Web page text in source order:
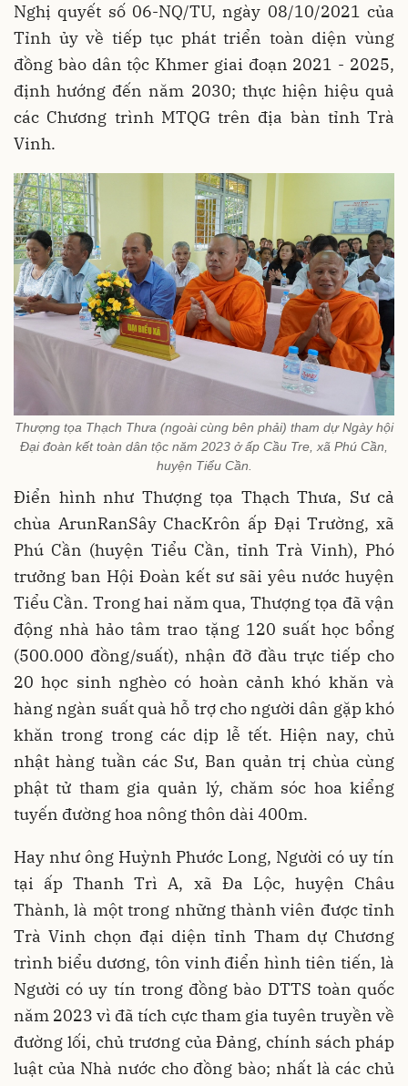
Nghị quyết số 06-NQ/TU, ngày 08/10/2021 của
Tỉnh ủy về tiếp tục phát triển toàn diện vùng
đồng bào dân tộc Khmer giai đoạn 2021 - 2025,
định hướng đến năm 2030; thực hiện hiệu quả
các Chương trình MTQG trên địa bàn tỉnh Trà
Vinh.
Thượng tọa Thạch Thưa (ngoài cùng bên phải) tham dự Ngày hội
Đại đoàn kết toàn dân tộc năm 2023 ở ấp Cầu Tre, xã Phú Cần,
huyện Tiểu Cần.
Điển hình như Thượng tọa Thạch Thưa, Sư cả
chùa ArunRanSây ChacKrôn ấp Đại Trường, xã
Phú Cần (huyện Tiểu Cần, tỉnh Trà Vinh), Phó
trưởng ban Hội Đoàn kết sư sãi yêu nước huyện
Tiểu Cần. Trong hai năm qua, Thượng tọa đã vận
động nhà hảo tâm trao tặng 120 suất học bổng
(500.000 đồng/suất), nhận đỡ đầu trực tiếp cho
20 học sinh nghèo có hoàn cảnh khó khăn và
hàng ngàn suất quà hỗ trợ cho người dân gặp khó
khăn trong trong các dịp lễ tết. Hiện nay, chủ
nhật hàng tuần các Sư, Ban quản trị chùa cùng
phật tử tham gia quản lý, chăm sóc hoa kiểng
tuyến đường hoa nông thôn dài 400m.
Hay như ông Huỳnh Phước Long, Người có uy tín
tại ấp Thanh Trì A, xã Đa Lộc, huyện Châu
Thành, là một trong những thành viên được tỉnh
Trà Vinh chọn đại diện tỉnh Tham dự Chương
trình biểu dương, tôn vinh điển hình tiên tiến, là
Người có uy tín trong đồng bào DTTS toàn quốc
năm 2023 vì đã tích cực tham gia tuyên truyền về
đường lối, chủ trương của Đảng, chính sách pháp
luật của Nhà nước cho đồng bào; nhất là các chủ